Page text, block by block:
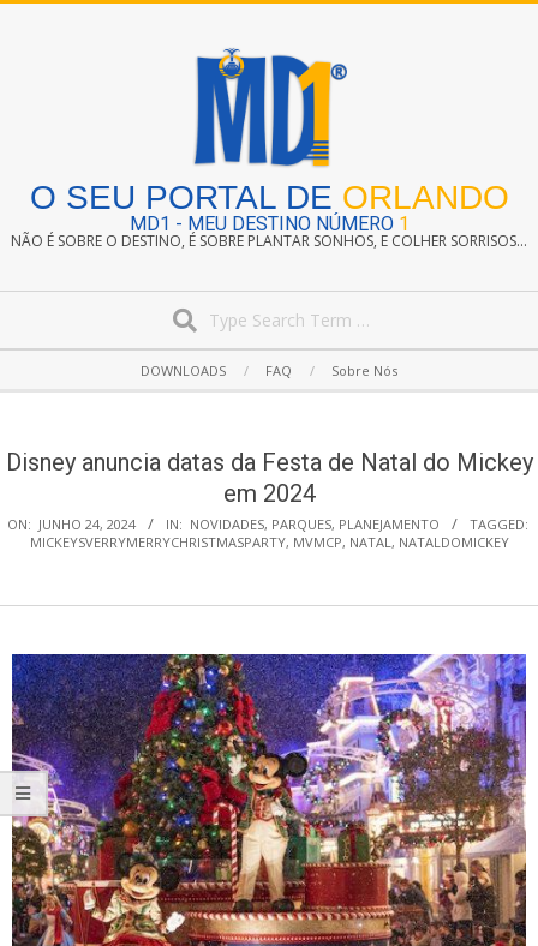
O SEU PORTAL DE ORLANDO
MD1 - MEU DESTINO NÚMERO 1
NÃO É SOBRE O DESTINO, É SOBRE PLANTAR SONHOS, E COLHER SORRISOS...
Navigation
DOWNLOADS FAQ Sobre Nós
Disney anuncia datas da Festa de Natal do Mickey
em 2024
ON: JUNHO 24, 2024 IN: NOVIDADES, PARQUES, PLANEJAMENTO
TAGGED:
MICKEYSVERRYMERRYCHRISTMASPARTY, MVMCP, NATAL, NATALDOMICKEY